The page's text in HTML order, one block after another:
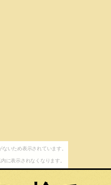
いため表示されています。
に表示されなくなります。